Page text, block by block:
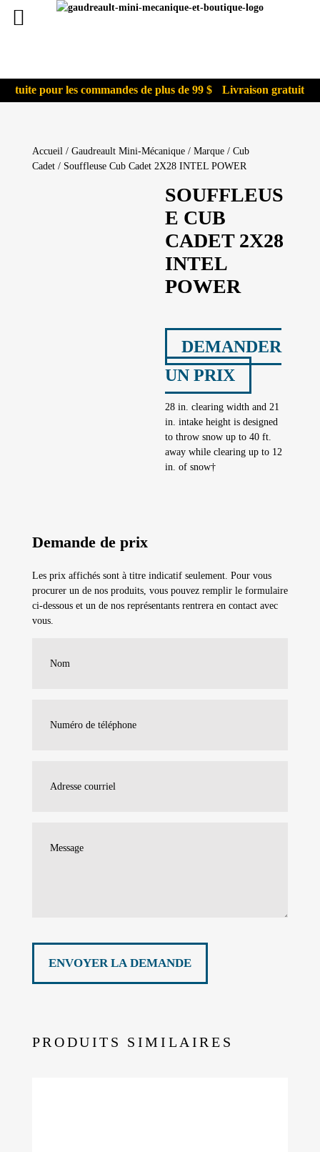
pour les commandes de plus de 99 $ Livraison gratuite
Accueil/ Gaudreault Mini-Mécanique/ Marque/ Cub
Cadet/ Souffleuse Cub Cadet 2X28 INTEL POWER
SOUFFLEUS
E CUB
CADET 2X28
INTEL
POWER
DEMANDER
UN PRIX
28 in. clearing width and 21
in. intake height is designed
to throw snow up to 40 ft.
away while clearing up to 12
in. of snow†
Demande de prix
Les prix affichés sont à titre indicatif seulement. Pour vous
procurer un de nos produits, vous pouvez remplir le formulaire
ci-dessous et un de nos représentants rentrera en contact avec
vous.
PRODUITS SIMILAIRES